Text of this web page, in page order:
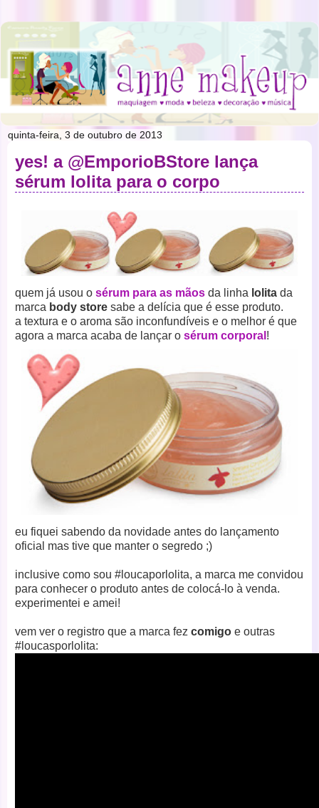
quinta-feira, 3 de outubro de 2013
yes! a @EmporioBStore lança
sérum lolita para o corpo
quem já usou o sérum para as mãos da linha lolita da
marca body store sabe a delícia que é esse produto.
a textura e o aroma são inconfundíveis e o melhor é que
agora a marca acaba de lançar o sérum corporal !
eu fiquei sabendo da novidade antes do lançamento
oficial mas tive que manter o segredo ;)
inclusive como sou #loucaporlolita, a marca me convidou
para conhecer o produto antes de colocá-lo à venda.
experimentei e amei!
vem ver o registro que a marca fez comigo e outras
#loucasporlolita: